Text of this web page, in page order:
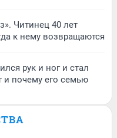
Читинец 40 лет
к нему возвращаются
рук и ног и стал
и почему его семью